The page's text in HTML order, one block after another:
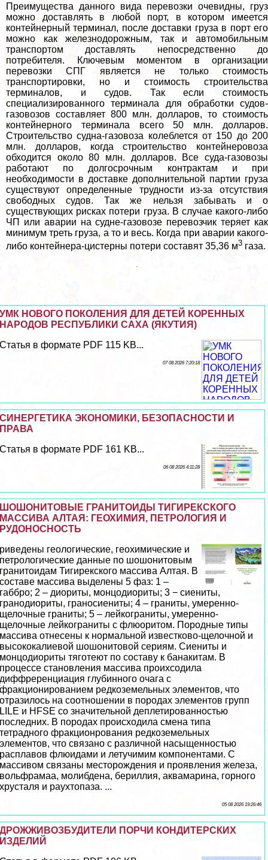
Преимущества данного вида перевозки очевидны, груз
можно доставлять в любой порт, в котором имеется
контейнерный терминал, после доставки груза в порт его
можно как железнодорожным, так и автомобильным
трaнcпортом доставлять непосредственно до
потребителя. Ключевым моментом в организации
перевозки СПГ является не только стоимость
трaнcпортировки, но и стоимость строительства
терминалов, и судов. Так если стоимость
специализированного терминала для обработки судов-
газовозов составляет 800 млн. долларов, то стоимость
контейнерного терминала всего 50 млн. долларов.
Строительство судна-газовоза колeблется от 150 до 200
млн. долларов, когда строительство контейнеровоза
обходится около 80 млн. долларов. Все суда-газовозы
работают по долгосрочным контpaктам и при
необходимости в доставке дополнительной партии груза
существуют определенные трудности из-за отсутствия
свободных судов. Так же нельзя забывать и о
существующих рисках потери груза. В случае какого-либо
ЧП или аварии на судне-газовозе перевозчик теряет как
минимум треть груза, а то и весь. Когда при аварии какого-
либо контейнера-цистерны потери составят 35,36 м3 газа.
УМК НОВОГО ПОКОЛЕНИЯ ДЛЯ ДЕТЕЙ КОРЕННЫХ
НАРОДОВ РЕСПУБЛИКИ САХА (ЯКУТИЯ)
Статья в формате PDF 115 KB...
07 08 2026 7:20:18
СИНЕРГЕТИКА ЭКОНОМИКИ, БЕЗОПАСНОСТИ И
ПРАВА
Статья в формате PDF 161 KB...
06 08 2026 4:11:28
ШОШОНИТОВЫЕ ГРАНИТОИДЫ ТИГИРЕКСКОГО
МАССИВА АЛТАЯ: ГЕОХИМИЯ, ПЕТРОЛОГИЯ И
РУДОНОСНОСТЬ
риведены геологические, геохимические и
петрологические данные по шошонитовым
гранитоидам Тигирекского массива Алтая. В
составе массива выделены 5 фаз: 1 –
габбро; 2 – диориты, монцодиориты; 3 − сиениты,
гранодиориты, граносиениты; 4 – граниты, умеренно-
щелочные граниты; 5 – лейкограниты, умеренно-
щелочные лейкограниты с флюоритом. Породные типы
массива отнесены к нормальной известково-щелочной и
высококалиевой шошонитовой сериям. Сиениты и
монцодиориты тяготеют по составу к банакитам. В
процессе становления массива проихсодила
диффреренциация глубинного очага с
фpaкционированием редкоземельных элементов, что
отразилось на соотношении в породах элементов групп
LILE и HFSE со значительной деплетированностью
последних. В породах происходила смена типа
тетрадного фpaкционрования редкоземельных
элементов, что связано с различной насыщенностью
расплавов флюидами и летучимим компонентами. С
массивом связаны месторождения и проявления железа,
вольфрамаа, молибдена, бериллия, аквамарина, горного
хрусталя и раухтопаза. ...
05 08 2026 19:26:46
ДРОЖЖИВОЗБУДИТЕЛИ ПОРЧИ КОНДИТЕРСКИХ
ИЗДЕЛИЙ